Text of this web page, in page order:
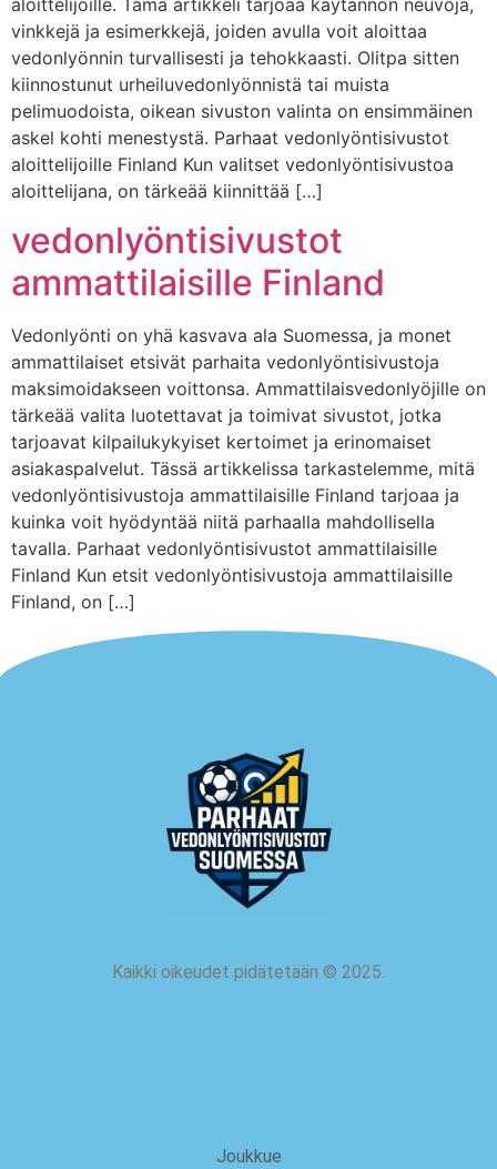
vinkkejä ja esimerkkejä, joiden avulla voit aloittaa
vedonlyönnin turvallisesti ja tehokkaasti. Olitpa sitten
kiinnostunut urheiluvedonlyönnistä tai muista
pelimuodoista, oikean sivuston valinta on ensimmäinen
askel kohti menestystä. Parhaat vedonlyöntisivustot
aloittelijoille Finland Kun valitset vedonlyöntisivustoa
aloittelijana, on tärkeää kiinnittää […]
vedonlyöntisivustot
ammattilaisille Finland
Vedonlyönti on yhä kasvava ala Suomessa, ja monet
ammattilaiset etsivät parhaita vedonlyöntisivustoja
maksimoidakseen voittonsa. Ammattilaisvedonlyöjille on
tärkeää valita luotettavat ja toimivat sivustot, jotka
tarjoavat kilpailukykyiset kertoimet ja erinomaiset
asiakaspalvelut. Tässä artikkelissa tarkastelemme, mitä
vedonlyöntisivustoja ammattilaisille Finland tarjoaa ja
kuinka voit hyödyntää niitä parhaalla mahdollisella
tavalla. Parhaat vedonlyöntisivustot ammattilaisille
Finland Kun etsit vedonlyöntisivustoja ammattilaisille
Finland, on […]
Kaikki oikeudet pidätetään © 2025.
Joukkue